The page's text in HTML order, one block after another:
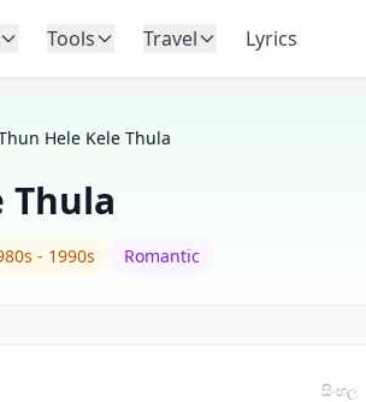
Tools Travel Lyrics
Hele Kele Thula
Thula
- 1990s Romantic
සිංහල